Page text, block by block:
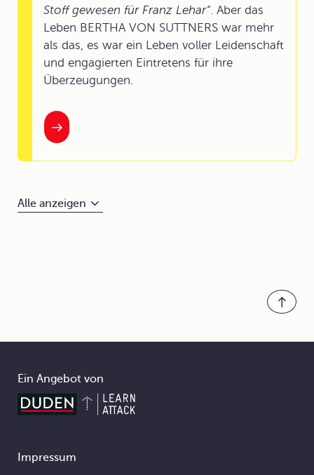
Stoff gewesen für Franz Lehar“. Aber das
Leben BERTHA VON SUTTNERS war mehr
als das, es war ein Leben voller Leidenschaft
und engagierten Eintretens für ihre
Überzeugungen.
Alle anzeigen
Ein Angebot von
Footer
Impressum